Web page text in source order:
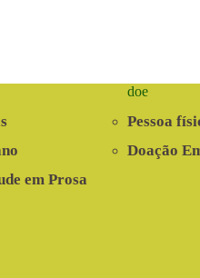
em Prosa
doe
Pessoa
Doação